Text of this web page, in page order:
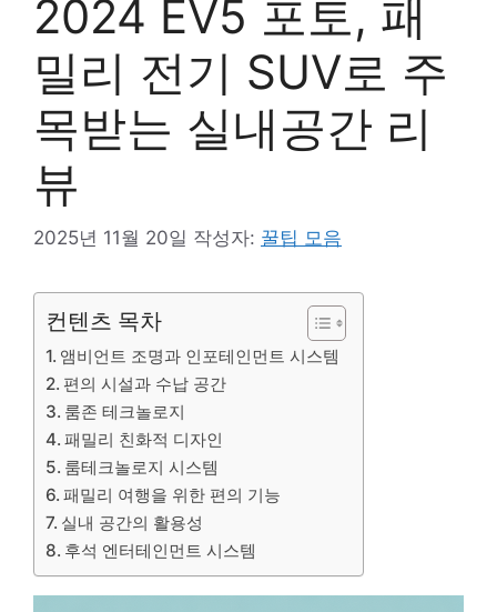
2024 EV5 포토, 패
밀리 전기 SUV로 주
목받는 실내공간 리
뷰
2025년 11월 20일 작성자: 꿀팁 모음
컨텐츠 목차
앰비언트 조명과 인포테인먼트 시스템
편의 시설과 수납 공간
룸존 테크놀로지
패밀리 친화적 디자인
룸테크놀로지 시스템
패밀리 여행을 위한 편의 기능
실내 공간의 활용성
후석 엔터테인먼트 시스템